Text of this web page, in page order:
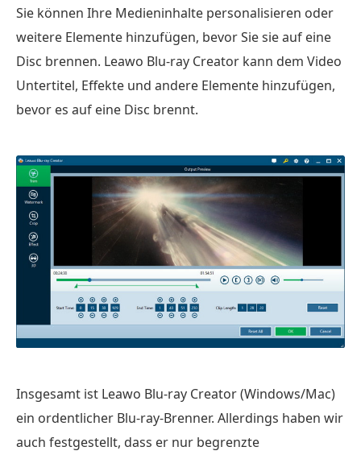
Sie können Ihre Medieninhalte personalisieren oder
weitere Elemente hinzufügen, bevor Sie sie auf eine
Disc brennen. Leawo Blu-ray Creator kann dem Video
Untertitel, Effekte und andere Elemente hinzufügen,
bevor es auf eine Disc brennt.
Insgesamt ist Leawo Blu-ray Creator (Windows/Mac)
ein ordentlicher Blu-ray-Brenner. Allerdings haben wir
auch festgestellt, dass er nur begrenzte